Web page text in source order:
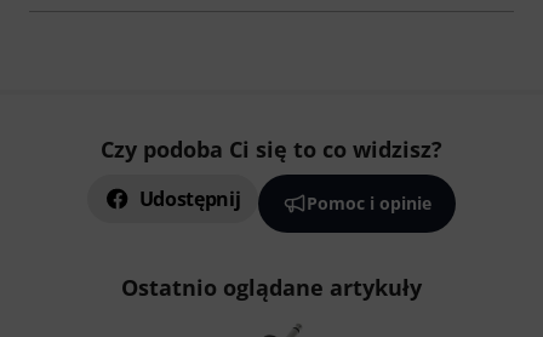
Czy podoba Ci się to co widzisz?
Udostępnij Pomoc i opinie
Ostatnio oglądane artykuły